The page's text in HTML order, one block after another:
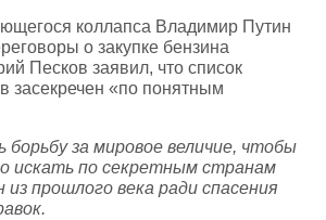
коллапса Владимир Путин
о закупке бензина
Песков заявил, что список
засекречен «по понятным
борьбу за мировое величие, чтобы
искать по секретным странам
из прошлого века ради спасения